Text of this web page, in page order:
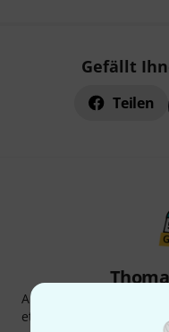
Gefällt
Teilen
Abonniere den
etwas Glück einen von